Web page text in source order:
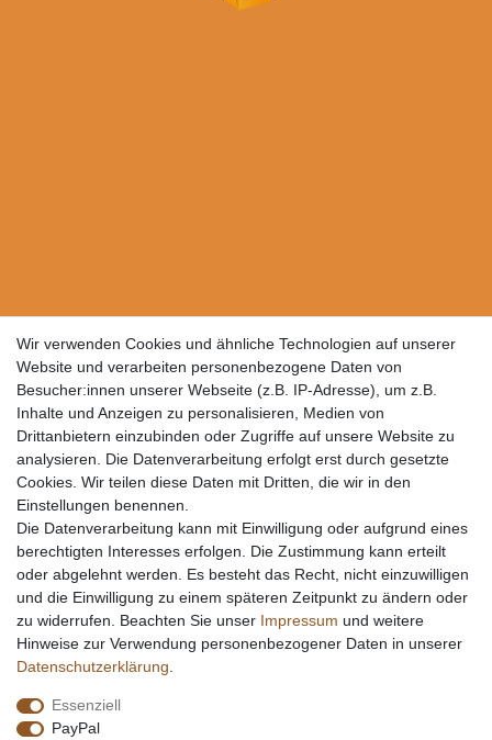
Wir verwenden Cookies und ähnliche Technologien auf unserer
Website und verarbeiten personenbezogene Daten von
Besucher:innen unserer Webseite (z.B. IP-Adresse), um z.B.
Inhalte und Anzeigen zu personalisieren, Medien von
Drittanbietern einzubinden oder Zugriffe auf unsere Website zu
analysieren. Die Datenverarbeitung erfolgt erst durch gesetzte
Cookies. Wir teilen diese Daten mit Dritten, die wir in den
Einstellungen benennen.
Die Datenverarbeitung kann mit Einwilligung oder aufgrund eines
berechtigten Interesses erfolgen. Die Zustimmung kann erteilt
oder abgelehnt werden. Es besteht das Recht, nicht einzuwilligen
und die Einwilligung zu einem späteren Zeitpunkt zu ändern oder
zu widerrufen. Beachten Sie unser Impressum und weitere
Hinweise zur Verwendung personenbezogener Daten in unserer
Daten­schutz­erklärung
Essenziell
PayPal